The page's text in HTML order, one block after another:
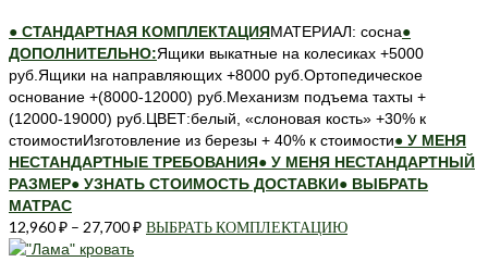
выбрать
на
странице
товара.
● СТАНДАРТНАЯ КОМПЛЕКТАЦИЯМАТЕРИАЛ: сосна●
ДОПОЛНИТЕЛЬНО:Ящики выкатные на колесиках +5000
руб.Ящики на направляющих +8000 руб.Ортопедическое
основание +(8000-12000) руб.Механизм подъема тахты +
(12000-19000) руб.ЦВЕТ:белый, «слоновая кость» +30% к
стоимостиИзготовление из березы + 40% к стоимости● У МЕНЯ
НЕСТАНДАРТНЫЕ ТРЕБОВАНИЯ● У МЕНЯ НЕСТАНДАРТНЫЙ
РАЗМЕР● УЗНАТЬ СТОИМОСТЬ ДОСТАВКИ● ВЫБРАТЬ
МАТРАС
12,960₽ – 27,700₽ ВЫБРАТЬ КОМПЛЕКТАЦИЮЭтот